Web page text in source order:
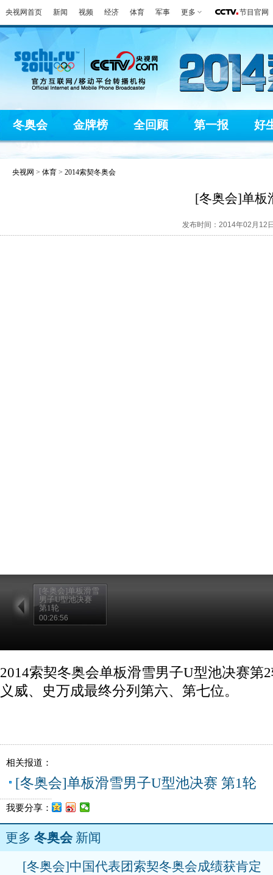
央视网首页 新闻 视频 经济 体育 军事 更多 节目官网
冬奥会 金牌榜 全回顾 第一报 好
央视网 > 体育 > 2014索契冬奥会
[冬奥会]单板
发布时间：2014年02月12
[冬奥会]单板滑雪
男子U型池决赛
第1轮
00:26:56
2014索契冬奥会单板滑雪男子U型池决赛第
义威、史万成最终分列第六、第七位。
相关报道：
[冬奥会]单板滑雪男子U型池决赛 第1轮
我要分享：
更多 冬奥会新闻
[冬奥会]中国代表团索契冬奥会成绩获肯定